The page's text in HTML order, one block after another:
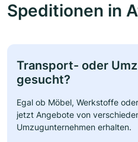
Speditionen in
Transport- oder
gesucht?
Egal ob Möbel, Werkstoffe
jetzt Angebote von
Umzugunternehmen erhalten.